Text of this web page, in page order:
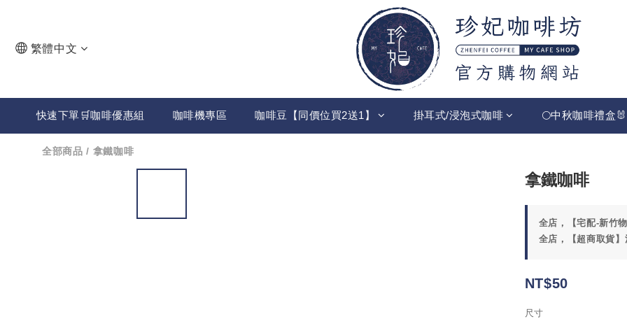
繁體中文
快速下單🛒咖啡優惠組 咖啡機專區 咖啡豆【同價位買2送1】 掛耳式/浸泡式咖啡 🌕中秋咖啡禮盒🐰
全部商品 / 拿鐵咖啡
拿鐵咖啡
全店，【宅配-新竹
全店，【超商取貨
NT$50
尺寸